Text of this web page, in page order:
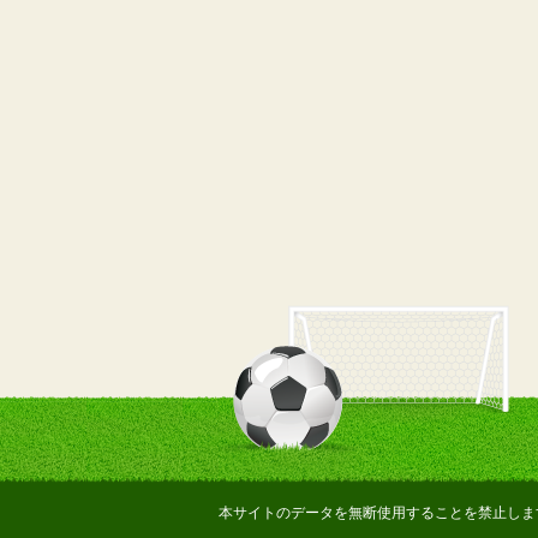
本サイトのデータを無断使用することを禁止しま